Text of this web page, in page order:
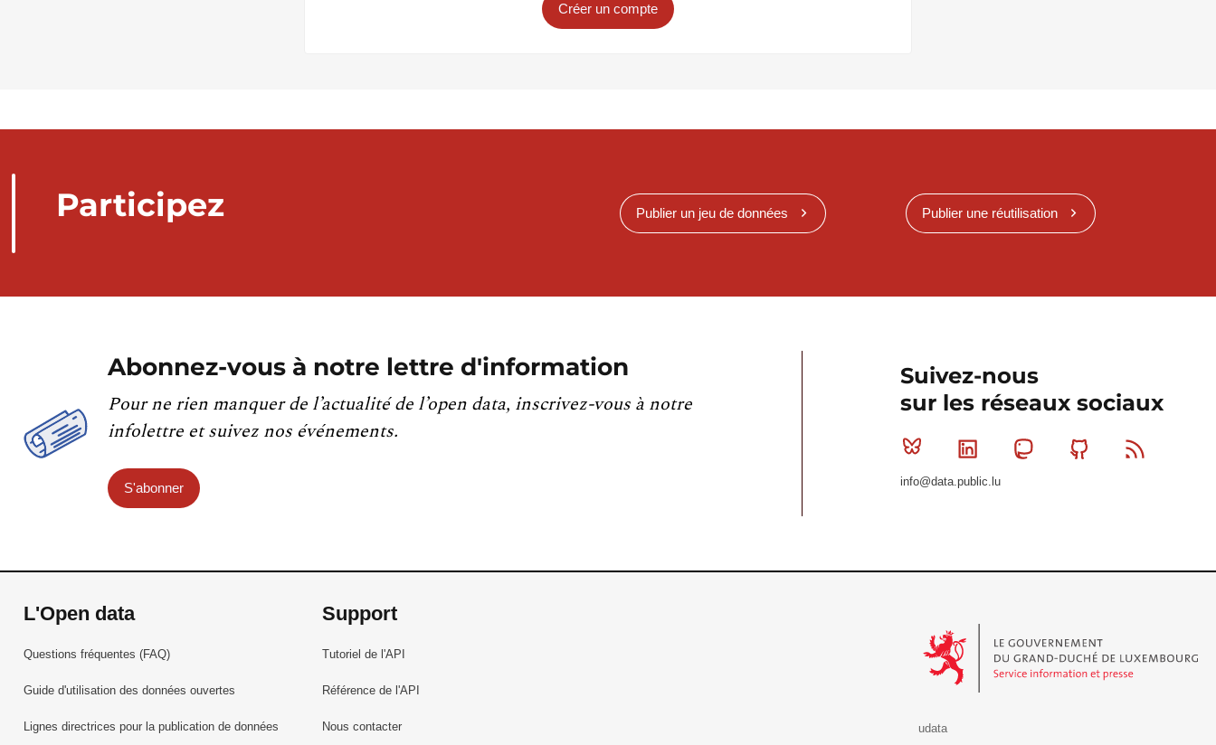
Créer un compte
Participez Publier un jeu de données Publier une réutilisation
Abonnez-vous à notre lettre d'information
Pour ne rien manquer de l’actualité de l’open data, inscrivez-vous à notre
infolettre et suivez nos événements.
S'abonner
Suivez-nous
sur les réseaux sociaux
Bluesky Linkedin MastodonGithub
info@data.public.lu
L'Open data
Questions fréquentes (FAQ)
Guide d'utilisation des données ouvertes
Lignes directrices pour la publication de données
Support
Tutoriel de l'API
Référence de l'API
Nous contacter
udata